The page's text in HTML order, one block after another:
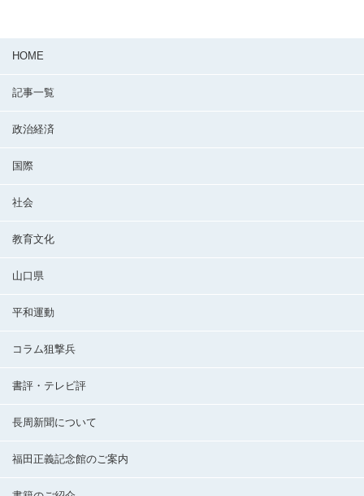
HOME
記事一覧
政治経済
国際
社会
教育文化
山口県
平和運動
コラム狙撃兵
書評・テレビ評
長周新聞について
福田正義記念館のご案内